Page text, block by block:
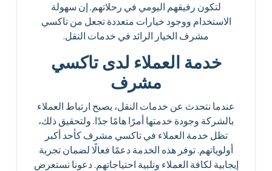
لتكون رفيقهم اليومي في رحلاتهم. إن سهولة
الاستخدام ووجود خيارات متعددة تجعل من تاكسي
مشرف الخيار الرائد في خدمات النقل.
خدمة العملاء لدى تاكسي
مشرف
عندما نتحدث عن خدمات النقل، يصبح ارتباط العملاء
بالشركة وجودة خدمتها أمرًا هامًا جدًا. ولتحقيق ذلك،
تظل خدمة العملاء في تاكسي مشرف كأحد أكبر
أولوياتهم. توفر هذه الخدمة دعمًا فعالًا لضمان تجربة
إيجابية لكافة العملاء وتلبية احتياجاتهم. دعونا نستعرض